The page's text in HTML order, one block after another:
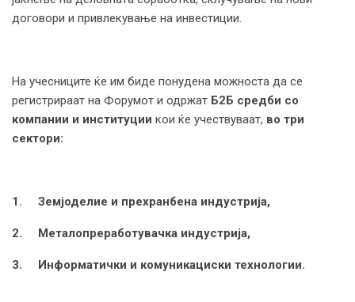
договори и привлекување на инвестиции.
На учесниците ќе им биде понудена можноста да се
регистрираат на Форумот и одржат Б2Б средби со
компании и институции кои ќе учествуваат, во три
сектори:
1. Земјоделие и прехранбена индустрија,
2. Металопреработувачка индустрија,
3. Информатички и комуникациски технологии.